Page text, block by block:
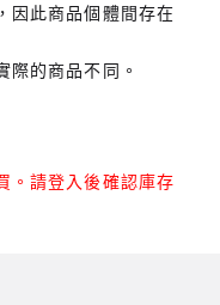
因此商品個體間存在
際的商品不同。
。請登入後確認庫存